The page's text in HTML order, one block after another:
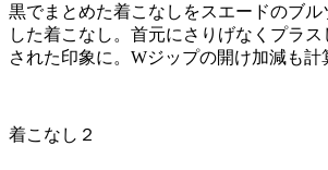
黒でまとめた着こなしをスエードのブ
した着こなし。首元にさりげなくプラ
された印象に。Wジップの開け加減も計
着こなし２